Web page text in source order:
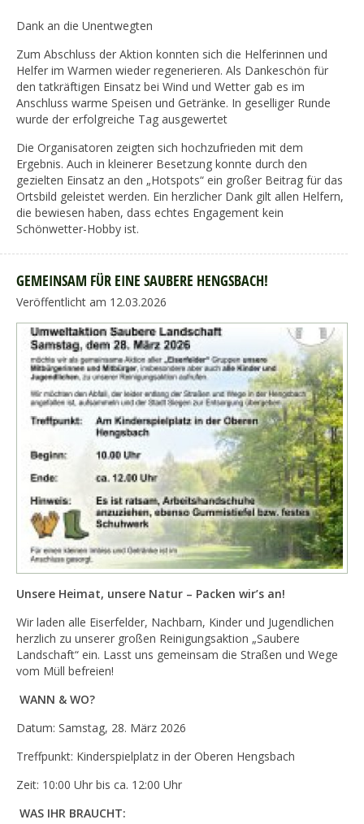
Dank an die Unentwegten
Zum Abschluss der Aktion konnten sich die Helferinnen und
Helfer im Warmen wieder regenerieren. Als Dankeschön für
den tatkräftigen Einsatz bei Wind und Wetter gab es im
Anschluss warme Speisen und Getränke. In geselliger Runde
wurde der erfolgreiche Tag ausgewertet
Die Organisatoren zeigten sich hochzufrieden mit dem
Ergebnis. Auch in kleinerer Besetzung konnte durch den
gezielten Einsatz an den „Hotspots“ ein großer Beitrag für das
Ortsbild geleistet werden. Ein herzlicher Dank gilt allen Helfern,
die bewiesen haben, dass echtes Engagement kein
Schönwetter-Hobby ist.
GEMEINSAM FÜR EINE SAUBERE HENGSBACH!
Veröffentlicht am 12.03.2026
Unsere Heimat, unsere Natur – Packen wir’s an!
Wir laden alle Eiserfelder, Nachbarn, Kinder und Jugendlichen
herzlich zu unserer großen Reinigungsaktion „Saubere
Landschaft“ ein. Lasst uns gemeinsam die Straßen und Wege
vom Müll befreien!
WANN & WO?
Datum: Samstag, 28. März 2026
Treffpunkt: Kinderspielplatz in der Oberen Hengsbach
Zeit: 10:00 Uhr bis ca. 12:00 Uhr
️ WAS IHR BRAUCHT: